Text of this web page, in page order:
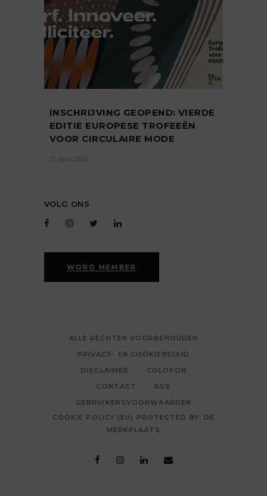
INSCHRIJVING GEOPEND: VIERDE
EDITIE EUROPESE TROFEEËN
VOOR CIRCULAIRE MODE
21 april 2026
VOLG ONS
WORD MEMBER
ALLE RECHTEN VOORBEHOUDEN
PRIVACY- EN COOKIEBELEID
DISCLAIMER
COLOFON
CONTACT
RSS
GEBRUIKERSVOORWAARDEN
COOKIE POLICY (EU) PROTECTED BY: DE
MERKPLAATS